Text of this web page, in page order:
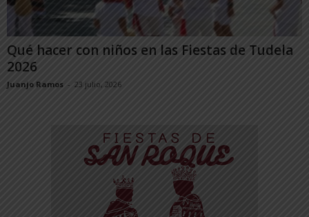
Qué hacer con niños en las Fiestas de Tudela
2026
Juanjo Ramos - 23 julio, 2026